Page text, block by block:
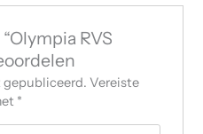
RVS
Vereiste
*